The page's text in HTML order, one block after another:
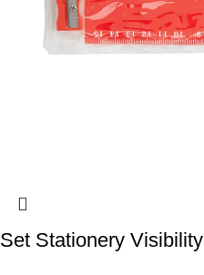
Set Stationery Visibility